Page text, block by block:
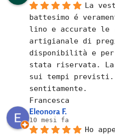
La
battesimo é
lino e accurate
artigianale di
disponibilità e
stata riservata. La
sui tempi previsti.
sentitamente.
Francesca
Eleonora F.
10 mesi fa
Ho